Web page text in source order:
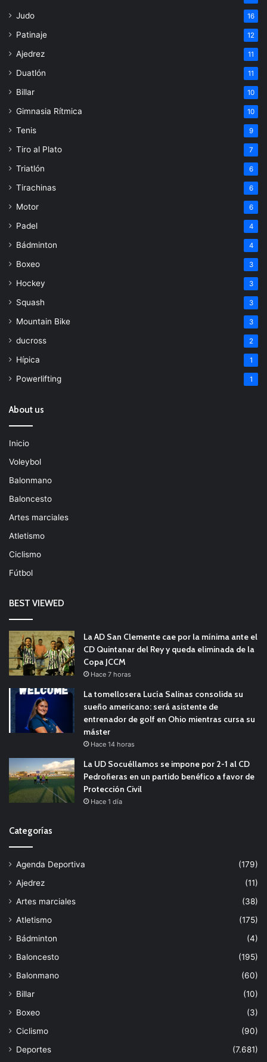
Judo 16
Patinaje 12
Ajedrez 11
Duatlón 11
Billar 10
Gimnasia Rítmica 10
Tenis 9
Tiro al Plato 7
Triatlón 6
Tirachinas 6
Motor 6
Padel 4
Bádminton 4
Boxeo 3
Hockey 3
Squash 3
Mountain Bike 3
ducross 2
Hípica 1
Powerlifting 1
About us
Inicio
Voleybol
Balonmano
Baloncesto
Artes marciales
Atletismo
Ciclismo
Fútbol
BEST VIEWED
La AD San Clemente cae por la mínima ante el
CD Quintanar del Rey y queda eliminada de la
Copa JCCM
Hace 7 horas
La tomellosera Lucía Salinas consolida su
sueño americano: será asistente de
entrenador de golf en Ohio mientras cursa su
máster
Hace 14 horas
La UD Socuéllamos se impone por 2-1 al CD
Pedroñeras en un partido benéfico a favor de
Protección Civil
Hace 1 día
Categorías
Agenda Deportiva
(179)
Ajedrez
(11)
Artes marciales
(38)
Atletismo
(175)
Bádminton
(4)
Baloncesto
(195)
Balonmano
(60)
Billar
(10)
Boxeo
(3)
Ciclismo
(90)
Deportes
(7.681)